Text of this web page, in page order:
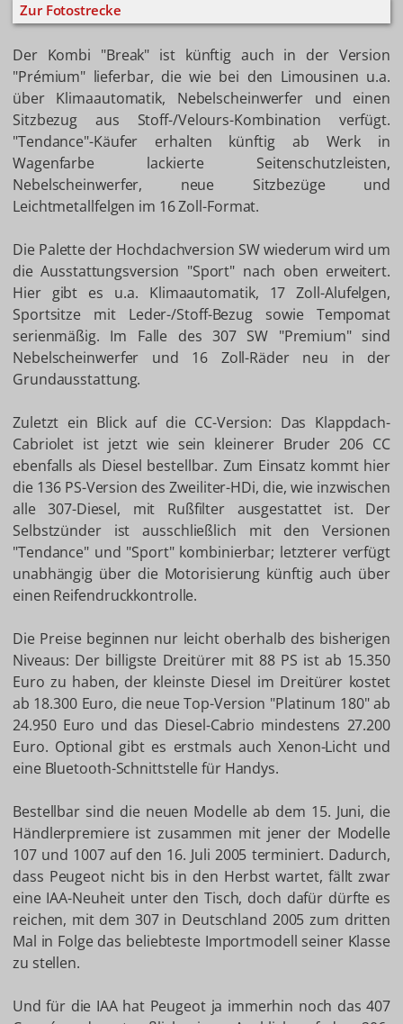
Zur Fotostrecke
Der Kombi "Break" ist künftig auch in der Version
"Prémium" lieferbar, die wie bei den Limousinen u.a.
über Klimaautomatik, Nebelscheinwerfer und einen
Sitzbezug aus Stoff-/Velours-Kombination verfügt.
"Tendance"-Käufer erhalten künftig ab Werk in
Wagenfarbe lackierte Seitenschutzleisten,
Nebelscheinwerfer, neue Sitzbezüge und
Leichtmetallfelgen im 16 Zoll-Format.
Die Palette der Hochdachversion SW wiederum wird um
die Ausstattungsversion "Sport" nach oben erweitert.
Hier gibt es u.a. Klimaautomatik, 17 Zoll-Alufelgen,
Sportsitze mit Leder-/Stoff-Bezug sowie Tempomat
serienmäßig. Im Falle des 307 SW "Premium" sind
Nebelscheinwerfer und 16 Zoll-Räder neu in der
Grundausstattung.
Zuletzt ein Blick auf die CC-Version: Das Klappdach-
Cabriolet ist jetzt wie sein kleinerer Bruder 206 CC
ebenfalls als Diesel bestellbar. Zum Einsatz kommt hier
die 136 PS-Version des Zweiliter-HDi, die, wie inzwischen
alle 307-Diesel, mit Rußfilter ausgestattet ist. Der
Selbstzünder ist ausschließlich mit den Versionen
"Tendance" und "Sport" kombinierbar; letzterer verfügt
unabhängig über die Motorisierung künftig auch über
einen Reifendruckkontrolle.
Die Preise beginnen nur leicht oberhalb des bisherigen
Niveaus: Der billigste Dreitürer mit 88 PS ist ab 15.350
Euro zu haben, der kleinste Diesel im Dreitürer kostet
ab 18.300 Euro, die neue Top-Version "Platinum 180" ab
24.950 Euro und das Diesel-Cabrio mindestens 27.200
Euro. Optional gibt es erstmals auch Xenon-Licht und
eine Bluetooth-Schnittstelle für Handys.
Bestellbar sind die neuen Modelle ab dem 15. Juni, die
Händlerpremiere ist zusammen mit jener der Modelle
107 und 1007 auf den 16. Juli 2005 terminiert. Dadurch,
dass Peugeot nicht bis in den Herbst wartet, fällt zwar
eine IAA-Neuheit unter den Tisch, doch dafür dürfte es
reichen, mit dem 307 in Deutschland 2005 zum dritten
Mal in Folge das beliebteste Importmodell seiner Klasse
zu stellen.
Und für die IAA hat Peugeot ja immerhin noch das 407